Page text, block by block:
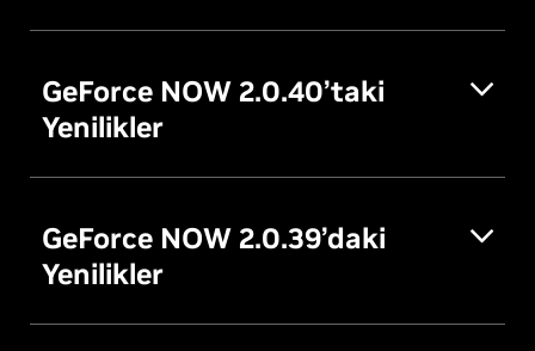
GeForce NOW 2.0.40’taki
Yenilikler
GeForce NOW 2.0.39’daki
Yenilikler